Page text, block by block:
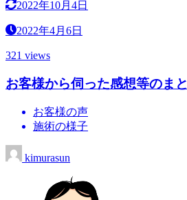
2022年10月4日
2022年4月6日
321 views
お客様から伺った感想等のま
お客様の声
施術の様子
kimurasun